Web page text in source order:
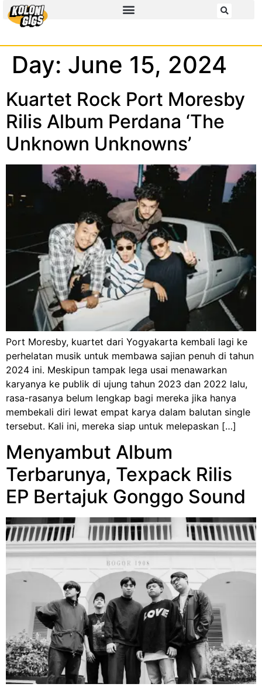
Day: June 15, 2024
Kuartet Rock Port Moresby
Rilis Album Perdana ‘The
Unknown Unknowns’
Port Moresby, kuartet dari Yogyakarta kembali lagi ke
perhelatan musik untuk membawa sajian penuh di tahun
2024 ini. Meskipun tampak lega usai menawarkan
karyanya ke publik di ujung tahun 2023 dan 2022 lalu,
rasa-rasanya belum lengkap bagi mereka jika hanya
membekali diri lewat empat karya dalam balutan single
tersebut. Kali ini, mereka siap untuk melepaskan […]
Menyambut Album
Terbarunya, Texpack Rilis
EP Bertajuk Gonggo Sound